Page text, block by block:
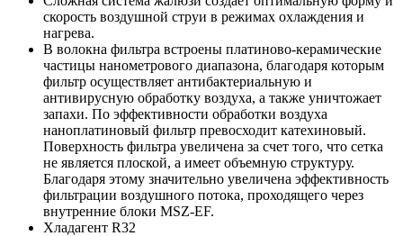
скорость воздушной струи в режимах охлаждения и
нагрева.
В волокна фильтра встроены платиново-керамические
частицы нанометрового диапазона, благодаря которым
фильтр осуществляет антибактериальную и
антивирусную обработку воздуха, а также уничтожает
запахи. По эффективности обработки воздуха
наноплатиновый фильтр превосходит катехиновый.
Поверхность фильтра увеличена за счет того, что сетка
не является плоской, а имеет объемную структуру.
Благодаря этому значительно увеличена эффективность
фильтрации воздушного потока, проходящего через
внутренние блоки MSZ-EF.
Хладагент R32